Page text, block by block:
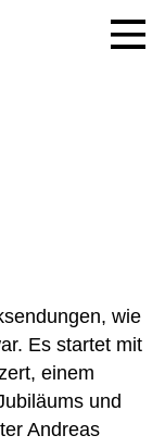
wie
Es startet mit
einem
und
Andreas